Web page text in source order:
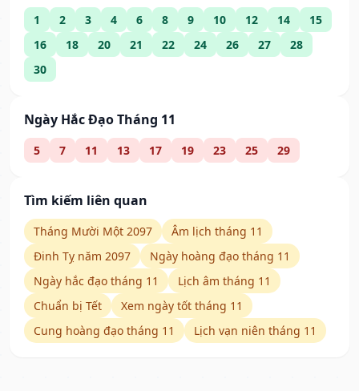
1 2 3 4 6 8 9 10 12 14
15
16
18 20 21 22 24 26 27
28
30
Ngày Hắc Đạo Tháng 11
5 7 11 13 17 19 23 25 29
Tìm kiếm liên quan
Tháng Mười Một 2097
Âm lịch tháng 11
Đinh Tỵ năm 2097
Ngày hoàng đạo tháng 11
Ngày hắc đạo tháng 11
Lịch âm tháng 11
Chuẩn bị Tết
Xem ngày tốt tháng 11
Cung hoàng đạo tháng 11
Lịch vạn niên tháng 11